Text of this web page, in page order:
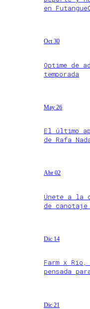
en
Oct 30
Optime de
temporada
May 26
El último
de Rafa
Abr 02
Únete a la
de
Dic 14
Farm x
pensada
Dic 21